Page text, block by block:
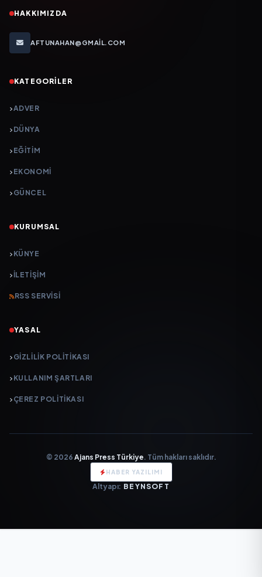
HAKKIMIZDA
AFTUNAHAN@GMAIL.COM
KATEGORILER
ADVER
DÜNYA
EĞİTİM
EKONOMİ
GÜNCEL
KURUMSAL
KÜNYE
İLETIŞIM
RSS SERVISI
YASAL
GIZLILIK POLITIKASI
KULLANIM ŞARTLARI
ÇEREZ POLITIKASI
© 2026 Ajans Press Türkiye. Tüm hakları saklıdır.
HABER YAZILIMI
Altyapı: BEYNSOFT